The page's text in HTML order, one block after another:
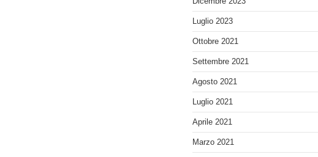
Luglio 2023
Ottobre 2021
Settembre 2021
Agosto 2021
Luglio 2021
Aprile 2021
Marzo 2021